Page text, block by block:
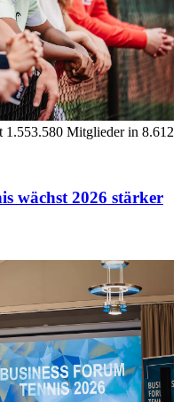
1.553.580 Mitglieder in 8.612
wächst 2026 stärker